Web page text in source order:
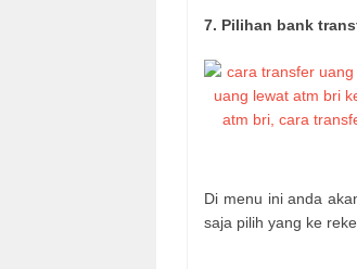
7. Pilihan bank
Di menu ini anda
saja pilih yang ke